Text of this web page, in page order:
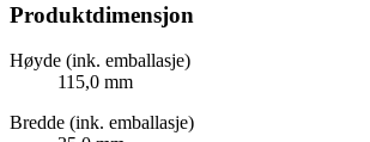
Produktdimensjon
Høyde (ink. emballasje)
115,0 mm
Bredde (ink. emballasje)